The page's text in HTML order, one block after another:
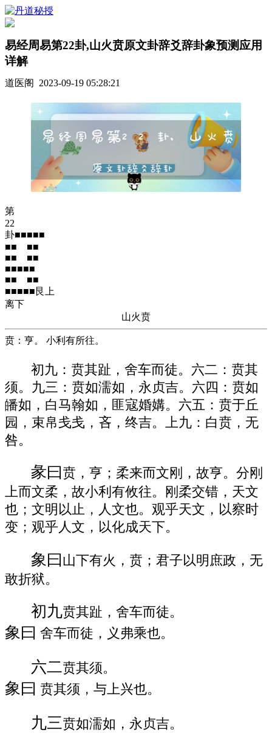
易经周易第22卦,山火贲原文卦辞爻辞卦象预测应用
详解
道医阁 2023-09-19 05:28:21
第
22
卦■■■■■
■■ ■■
■■ ■■
■■■■■
■■ ■■
■■■■■艮上
离下
山火贲
贲：亨。 小利有所往。
初九：贲其趾，舍车而徒。六二：贲其
须。九三：贲如濡如，永贞吉。六四：贲如
皤如，白马翰如，匪寇婚媾。六五：贲于丘
园，束帛戋戋，吝，终吉。上九：白贲，无
咎。
彖曰贲，亨；柔来而文刚，故亨。分刚
上而文柔，故小利有攸往。刚柔交错，天文
也；文明以止，人文也。观乎天文，以察时
变；观乎人文，以化成天下。
象曰山下有火，贲；君子以明庶政，无
敢折狱。
初九贲其趾，舍车而徒。
象曰 舍车而徒，义弗乘也。
六二贲其须。
象曰 贲其须，与上兴也。
九三贲如濡如，永贞吉。